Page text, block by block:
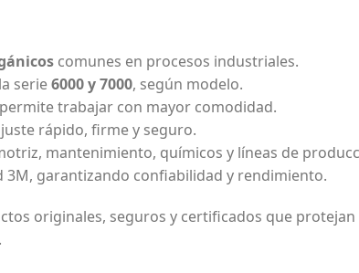
comunes en procesos industriales.
serie6000 y 7000, según modelo.
trabajar con mayor comodidad.
rápido, firme y seguro.
mantenimiento, químicos y líneas de
3M, garantizando confiabilidad y rendimiento.
originales, seguros y certificados que protejan